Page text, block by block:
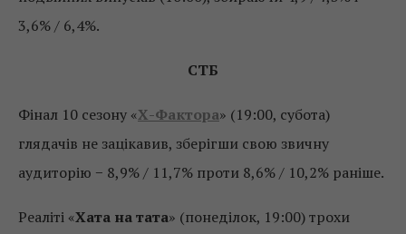
3,6% / 6,4%.
СТБ
Фінал 10 сезону «Х-Фактора» (19:00, субота)
глядачів не зацікавив, зберігши свою звичну
аудиторію − 8,9% / 11,7% проти 8,6% / 10,2% раніше.
Реаліті «Хата на тата» (понеділок, 19:00) трохи